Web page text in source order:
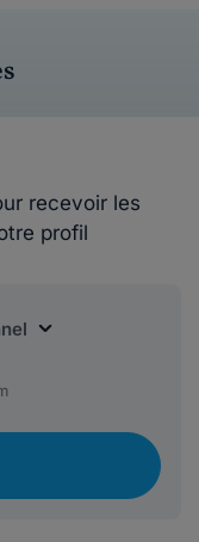
recevoir les
profil